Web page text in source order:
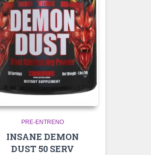
PRE-ENTRENO
INSANE DEMON
DUST 50 SERV